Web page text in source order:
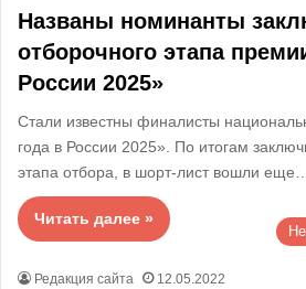
Названы номинанты
отборочного этапа
России 2025»
Стали известны финалисты
года в России 2025». По итогам
этапа отбора, в шорт-лист вошли еще…
Читать далее »
Редакция сайта 12.05.2022